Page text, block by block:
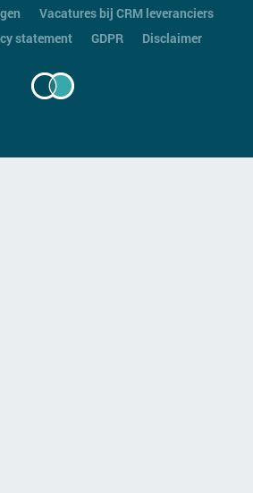
Vacatures bij CRM leveranciers
statement GDPR Disclaimer